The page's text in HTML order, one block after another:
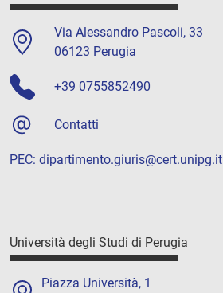
Via Alessandro Pascoli, 33
06123 Perugia
+39 0755852490
Contatti
PEC: dipartimento.giuris@cert.unipg.it
Università degli Studi di Perugia
Piazza Università, 1